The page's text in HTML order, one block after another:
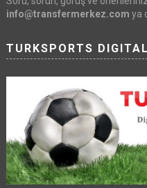
info@transfermerkez.com ya
TURKSPORTS